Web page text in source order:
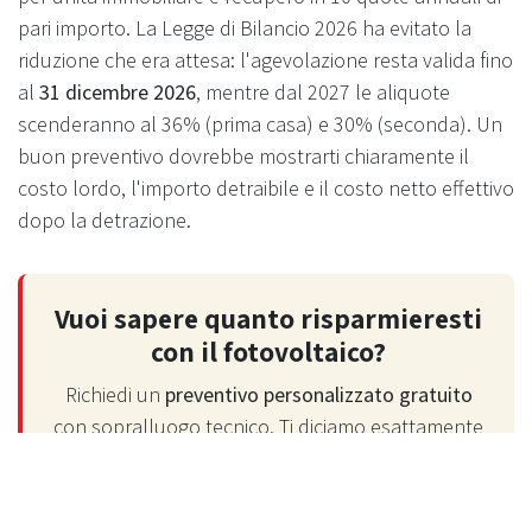
pari importo. La Legge di Bilancio 2026 ha evitato la
riduzione che era attesa: l'agevolazione resta valida fino
al 31 dicembre 2026, mentre dal 2027 le aliquote
scenderanno al 36% (prima casa) e 30% (seconda). Un
buon preventivo dovrebbe mostrarti chiaramente il
costo lordo, l'importo detraibile e il costo netto effettivo
dopo la detrazione.
Vuoi sapere quanto risparmieresti
con il fotovoltaico?
Richiedi un preventivo personalizzato gratuito
con sopralluogo tecnico. Ti diciamo esattamente